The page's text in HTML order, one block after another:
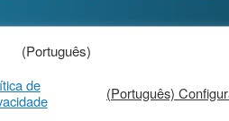
(Português)
de
(Português)